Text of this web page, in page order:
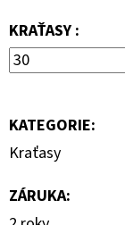
KRAŤASY :
KATEGORIE:
Kraťasy
ZÁRUKA: